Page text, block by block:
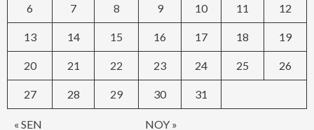
« SEN NOY »
6 7 8 9 10 11 12
13 14 15 16 17 18 19
20 21 22 23 24 25 26
27 28 29 30 31